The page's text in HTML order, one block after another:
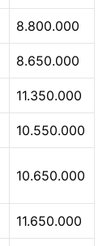
8.800.000
8.650.000
11.350.000
10.550.000
10.650.000
11.650.000